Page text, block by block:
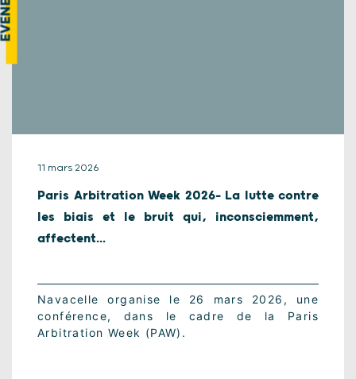
11 mars 2026
Paris Arbitration Week 2026- La lutte contre
les biais et le bruit qui, inconsciemment,
affectent...
Navacelle organise le 26 mars 2026, une
conférence, dans le cadre de la Paris
Arbitration Week (PAW).